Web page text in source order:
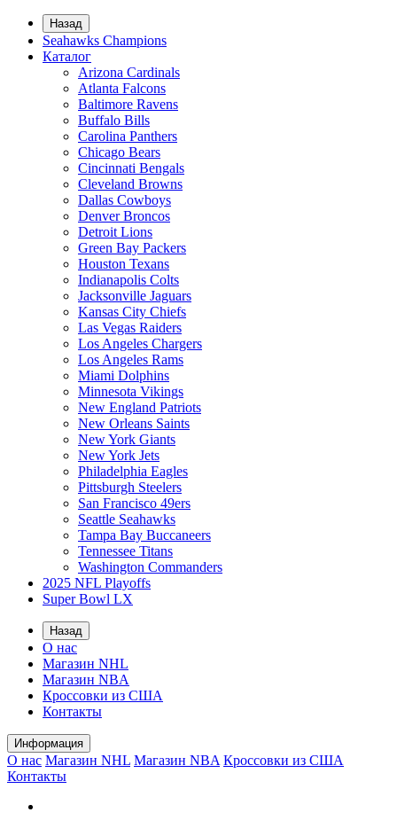
Назад
Seahawks Champions
Каталог
Arizona Cardinals
Atlanta Falcons
Baltimore Ravens
Buffalo Bills
Carolina Panthers
Chicago Bears
Cincinnati Bengals
Cleveland Browns
Dallas Cowboys
Denver Broncos
Detroit Lions
Green Bay Packers
Houston Texans
Indianapolis Colts
Jacksonville Jaguars
Kansas City Chiefs
Las Vegas Raiders
Los Angeles Chargers
Los Angeles Rams
Miami Dolphins
Minnesota Vikings
New England Patriots
New Orleans Saints
New York Giants
New York Jets
Philadelphia Eagles
Pittsburgh Steelers
San Francisco 49ers
Seattle Seahawks
Tampa Bay Buccaneers
Tennessee Titans
Washington Commanders
2025 NFL Playoffs
Super Bowl LX
Назад
О нас
Магазин NHL
Магазин NBA
Кроссовки из США
Контакты
Информация
О нас Магазин NHL Магазин NBA Кроссовки из США
Контакты